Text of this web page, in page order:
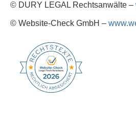
© DURY LEGAL Rechtsanwälte –
© Website-Check GmbH –